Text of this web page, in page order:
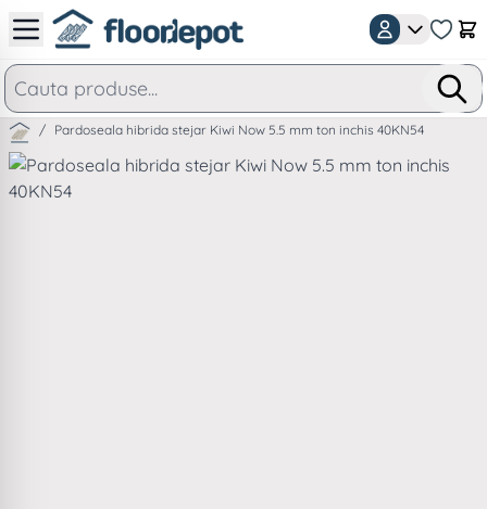
Mergeti la Continut
/ Pardoseala hibrida stejar Kiwi Now 5.5 mm ton inchis 40KN54